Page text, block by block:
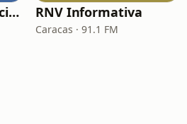
Onda La Superestación RNV Informativa
Caracas · 91.1 FM